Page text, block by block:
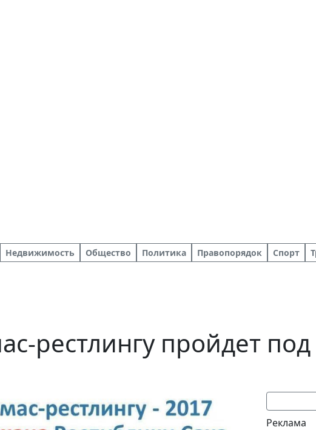
Недвижимость Общество Политика Правопорядок Спорт
рестлингу пройдет
Реклама